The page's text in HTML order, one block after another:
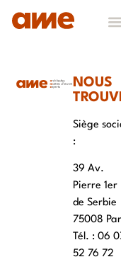
NOUS
Siège
:
39 Av.
Pierre 1er
de Serbie
75008
Tél. : ‭06
52 76 72